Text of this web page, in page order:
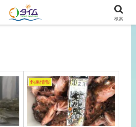
釣り情報はタイムにおまかせ！
釣果情報
検索